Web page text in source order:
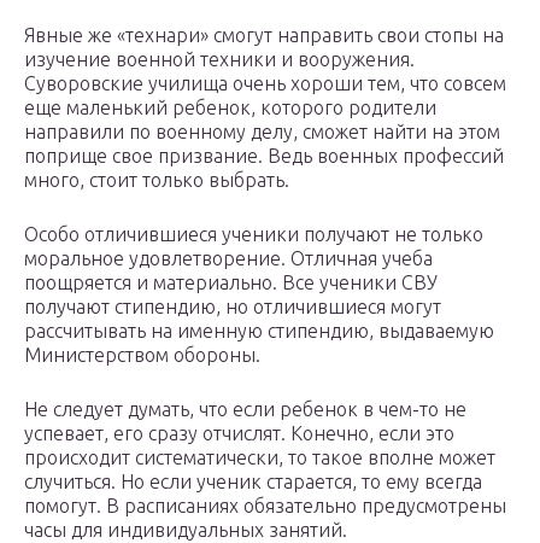
Явные же «технари» смогут направить свои стопы на
изучение военной техники и вооружения.
Суворовские училища очень хороши тем, что совсем
еще маленький ребенок, которого родители
направили по военному делу, сможет найти на этом
поприще свое призвание. Ведь военных профессий
много, стоит только выбрать.
Особо отличившиеся ученики получают не только
моральное удовлетворение. Отличная учеба
поощряется и материально. Все ученики СВУ
получают стипендию, но отличившиеся могут
рассчитывать на именную стипендию, выдаваемую
Министерством обороны.
Не следует думать, что если ребенок в чем-то не
успевает, его сразу отчислят. Конечно, если это
происходит систематически, то такое вполне может
случиться. Но если ученик старается, то ему всегда
помогут. В расписаниях обязательно предусмотрены
часы для индивидуальных занятий.